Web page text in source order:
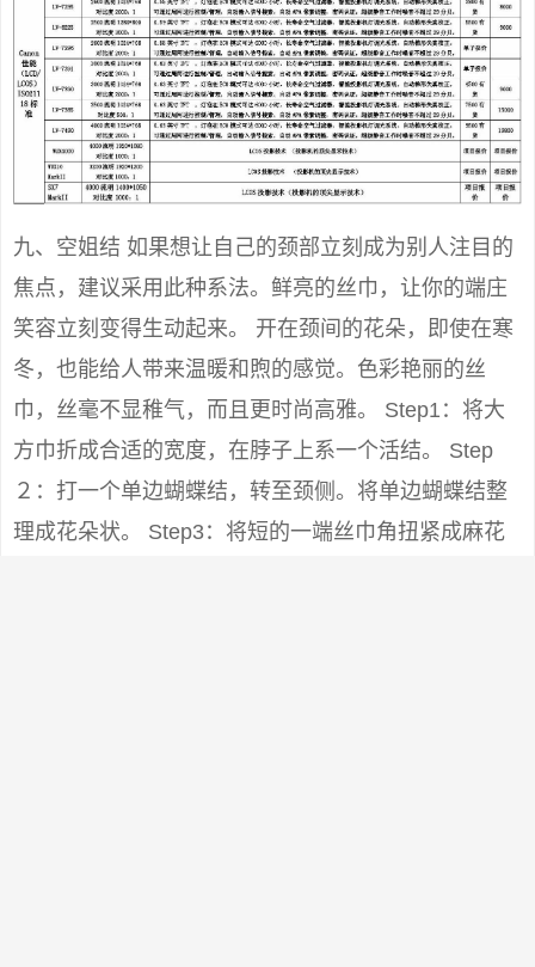
九、空姐结 如果想让自己的颈部立刻成为别人注目的
焦点，建议采用此种系法。鲜亮的丝巾，让你的端庄
笑容立刻变得生动起来。 开在颈间的花朵，即使在寒
冬，也能给人带来温暖和煦的感觉。色彩艳丽的丝
巾，丝毫不显稚气，而且更时尚高雅。 Step1：将大
方巾折成合适的宽度，在脖子上系一个活结。 Step
２：打一个单边蝴蝶结，转至颈侧。将单边蝴蝶结整
理成花朵状。 Step3：将短的一端丝巾角扭紧成麻花